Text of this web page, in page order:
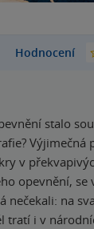
Hodnocení
stalo
v
opevnění,
nečekali: na
tratí i v